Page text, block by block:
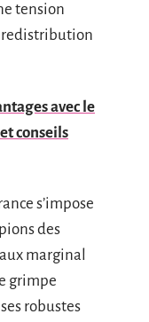
tension
avec le
conseils
s’impose
des
marginal
grimpe
robustes